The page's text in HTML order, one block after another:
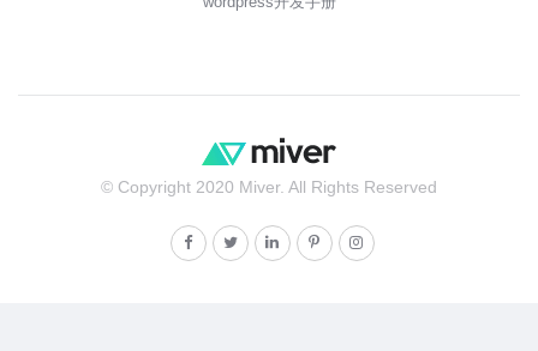
© Copyright 2020 Miver. All Rights Reserved